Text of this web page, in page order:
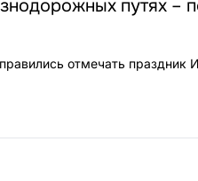
путях –
отмечать праздник